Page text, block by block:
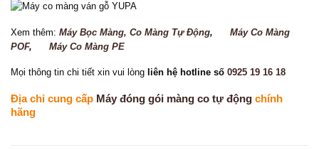
Xem thêm: Máy Bọc Màng, Co Màng Tự Động, Máy Co Màng
POF, Máy Co Màng PE
Mọi thông tin chi tiết xin vui lòng liên hệ hotline số 0925 19 16 18
Địa chỉ cung cấp Máy đóng gói màng co tự động chính
hãng